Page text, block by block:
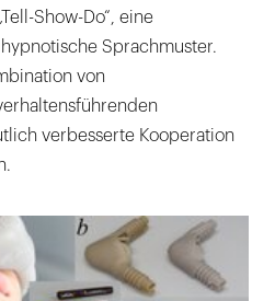
Show-Do“, eine
Sprachmuster.
von
verbesserte Kooperation